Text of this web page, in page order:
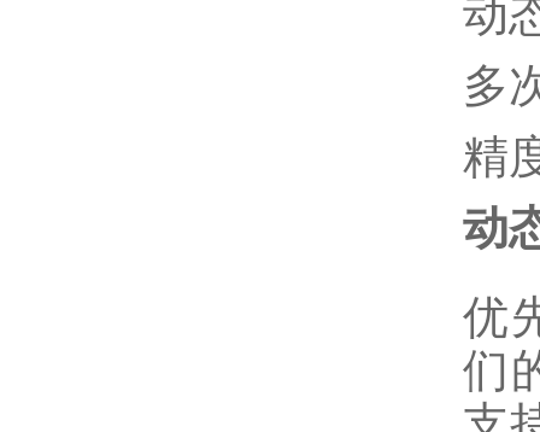
动
多
精
动
优
们